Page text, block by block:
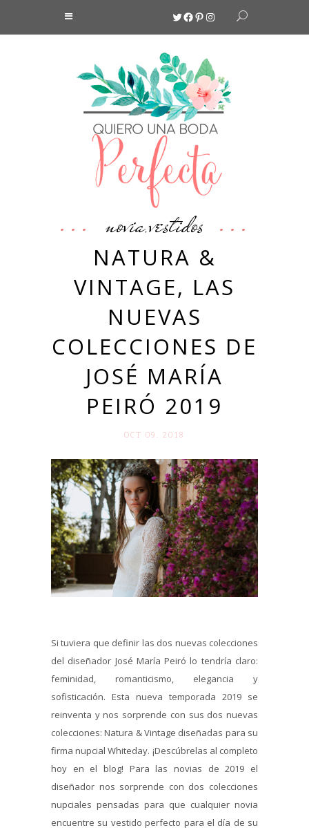
Twitter
Facebook
Pinterest
Instagram
novia,vestidos
NATURA &
VINTAGE, LAS
NUEVAS
COLECCIONES DE
JOSÉ MARÍA
PEIRÓ 2019
OCT 09. 2018
Si tuviera que definir las dos nuevas colecciones
del diseñador José María Peiró lo tendría claro:
feminidad, romanticismo, elegancia y
sofisticación. Esta nueva temporada 2019 se
reinventa y nos sorprende con sus dos nuevas
colecciones: Natura & Vintage diseñadas para su
firma nupcial Whiteday. ¡Descúbrelas al completo
hoy en el blog! Para las novias de 2019 el
diseñador nos sorprende con dos colecciones
nupciales pensadas para que cualquier novia
encuentre su vestido perfecto para el día de su